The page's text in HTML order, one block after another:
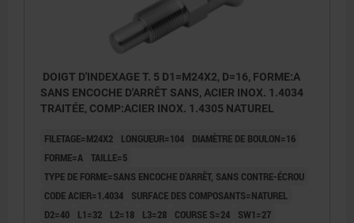
DOIGT D'INDEXAGE T. 5 D1=M24X2, D=16, FORME:A
SANS ENCOCHE D'ARRÊT SANS, ACIER INOX. 1.4034
TRAITÉE, COMP:ACIER INOX. 1.4305 NATUREL
FILETAGE=M24X2 LONGUEUR=104
DIAMÈTRE DE BOULON=16
FORME=A TAILLE=5
TYPE DE FORME=SANS ENCOCHE D’ARRÊT, SANS CONTRE-ÉCROU
CODE ACIER=1.4034
SURFACE DES COMPOSANTS=NATUREL
D2=40
L1=32 L2=18 L3=28 COURSE S=24
SW1=27